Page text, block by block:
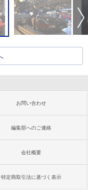
お問い合わせ
編集部へのご連絡
会社概要
特定商取引法に基づく表示